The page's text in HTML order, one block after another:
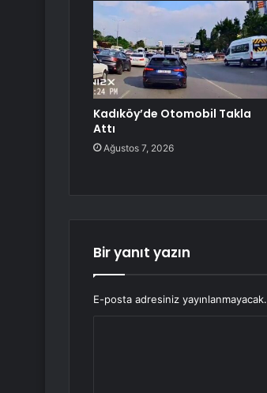
Kadıköy’de Otomobil Takla
Attı
Ağustos 7, 2026
Bir yanıt yazın
E-posta adresiniz yayınlanmayacak.